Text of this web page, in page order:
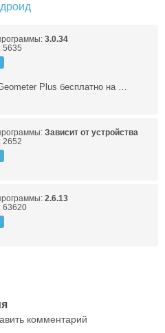
3.0.34
5635
Plus бесплатно на …
Зависит от устройства
2652
2.6.13
63620
комментарий